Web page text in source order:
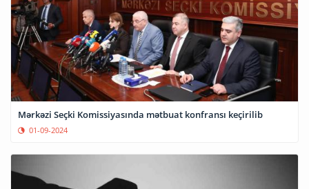
Mərkəzi Seçki Komissiyasında mətbuat konfransı keçirilib
01-09-2024